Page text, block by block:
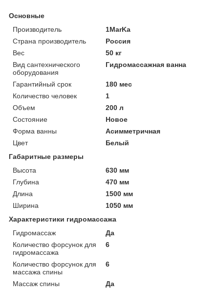
Основные
Производитель
1MarKa
Страна производитель
Россия
Вес
50 кг
Вид сантехнического
оборудования
Гидромассажная ванна
Гарантийный срок
180 мес
Количество человек
1
Объем
200 л
Состояние
Новое
Форма ванны
Асимметричная
Цвет
Белый
Габаритные размеры
Высота
630 мм
Глубина
470 мм
Длина
1500 мм
Ширина
1050 мм
Характеристики гидромассажа
Гидромассаж
Да
Количество форсунок для
гидромассажа
6
Количество форсунок для
массажа спины
6
Массаж спины
Да